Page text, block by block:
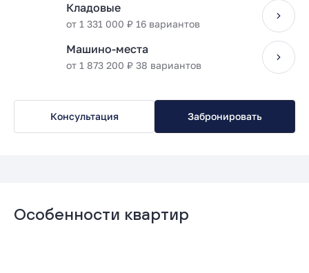
Кладовые
от 1 331 000 ₽ 16 вариантов
Машино-места
от 1 873 200 ₽ 38 вариантов
Консультация Забронировать
Особенности квартир